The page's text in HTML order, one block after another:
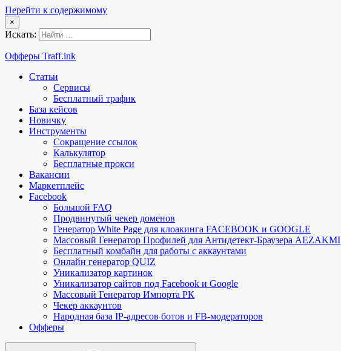
Перейти к содержимому
×
Искать:
Офферы Traff.ink
Статьи
Сервисы
Бесплатный трафик
База кейсов
Новичку
Инструменты
Сокращение ссылок
Калькулятор
Бесплатные прокси
Вакансии
Маркетплейс
Facebook
Большой FAQ
Продвинутый чекер доменов
Генератор White Page для клоакинга FACEBOOK и GOOGLE
Массовый Генератор Профилей для Антидетект-Браузера AEZAKMI
Бесплатный комбайн для работы с аккаунтами
Онлайн генератор QUIZ
Уникализатор картинок
Уникализатор сайтов под Facebook и Google
Массовый Генератор Импорта РК
Чекер аккаунтов
Народная база IP-адресов ботов и FB-модераторов
Офферы